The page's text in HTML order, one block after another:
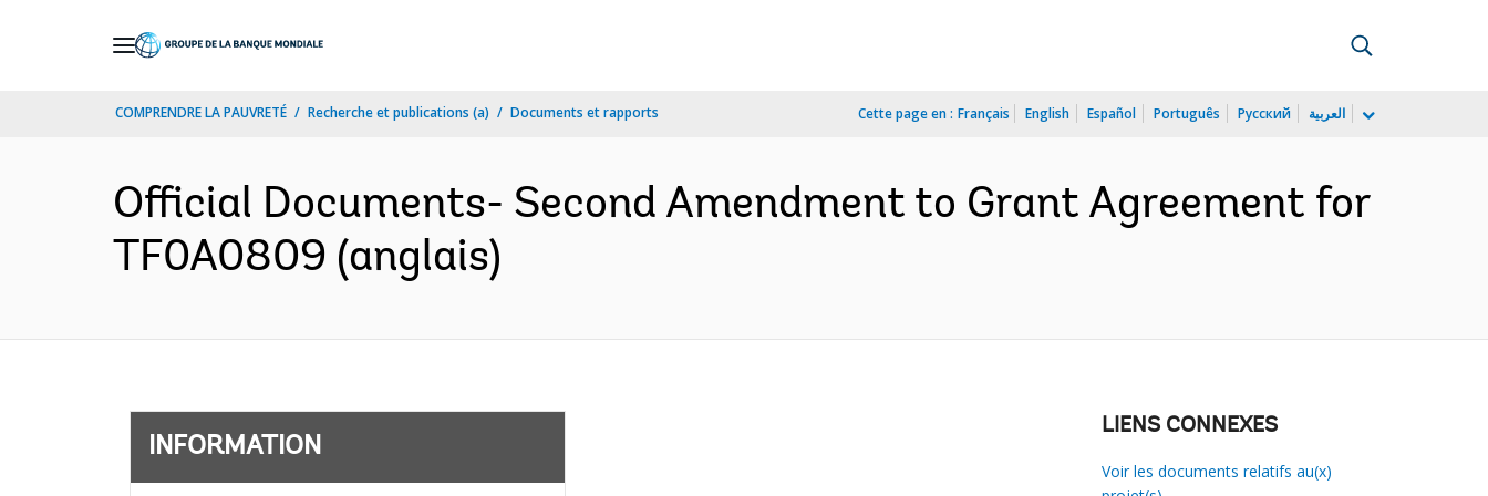
COMPRENDRE LA PAUVRETÉ Recherche et publications (a) Documents et rapports Cette page en : Français English Español Português Русский العربية
Official Documents- Second Amendment to Grant Agreement for
TF0A0809 (anglais)
INFORMATION
LIENS CONNEXES
Voir les documents relatifs au(x)